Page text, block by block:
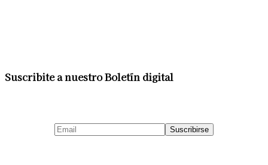
Suscribite a nuestro Boletín digital